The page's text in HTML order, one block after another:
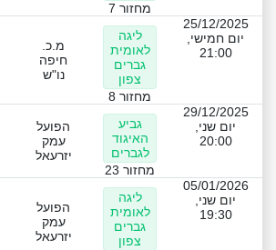
מחזור 7
25/12/2025
יום חמישי,
21:00
ליגה
לאומית
גברים
צפון
מחזור 8
מ.כ.
חיפה
נו"ש
29/12/2025
יום שני,
20:00
גביע
האיגוד
לגברים
מחזור 23
הפועל
עמק
יזרעאל
05/01/2026
יום שני,
19:30
ליגה
לאומית
גברים
צפון
הפועל
עמק
יזרעאל